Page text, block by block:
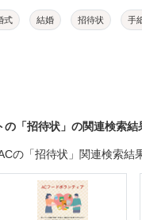
式 結婚 招待状 手
「招待状」の関連検索結
の「招待状」関連検索結